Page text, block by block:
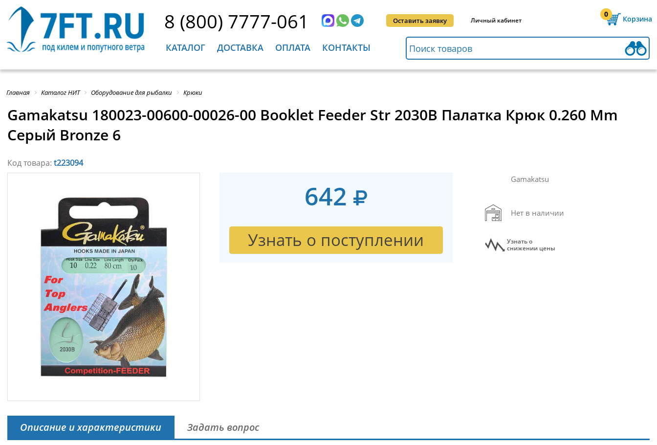
8 (800) 7777-061 Оставить заявку Личный кабинет
0
Корзина
КАТАЛОГ ДОСТАВКА ОПЛАТА КОНТАКТЫ
Главная Каталог НИТ Оборудование для рыбалки Крюки
Gamakatsu 180023-00600-00026-00 Booklet Feeder Str 2030B Палатка Крюк 0.260 Mm
Серый Bronze 6
Код товара: t223094
642
Узнать о поступлении
Gamakatsu
Нет в наличии
Узнать о
снижении цены
Описание и характеристики Задать вопрос